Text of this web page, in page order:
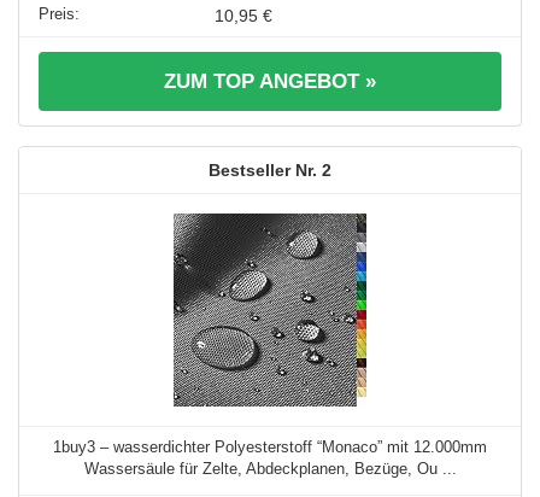
10,95 €
ZUM TOP ANGEBOT »
2
1buy3 – wasserdichter Polyesterstoff “Monaco” mit 12.000mm
Wassersäule für Zelte, Abdeckplanen, Bezüge, Ou ...